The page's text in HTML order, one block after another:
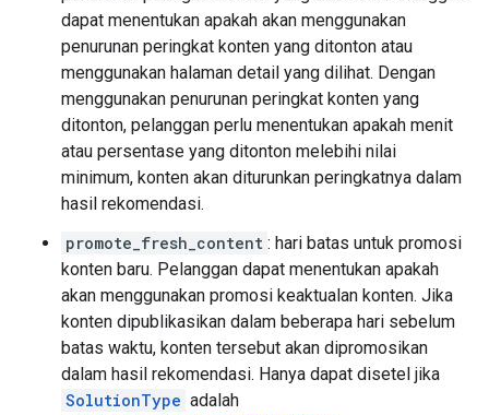
dapat menentukan apakah akan menggunakan
penurunan peringkat konten yang ditonton atau
menggunakan halaman detail yang dilihat. Dengan
menggunakan penurunan peringkat konten yang
ditonton, pelanggan perlu menentukan apakah menit
atau persentase yang ditonton melebihi nilai
minimum, konten akan diturunkan peringkatnya dalam
hasil rekomendasi.
promote_fresh_content : hari batas untuk promosi
konten baru. Pelanggan dapat menentukan apakah
akan menggunakan promosi keaktualan konten. Jika
konten dipublikasikan dalam beberapa hari sebelum
batas waktu, konten tersebut akan dipromosikan
dalam hasil rekomendasi. Hanya dapat disetel jika
SolutionType adalah